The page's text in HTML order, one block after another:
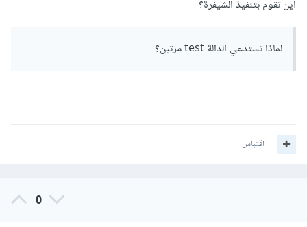
الديبق مايطبع لي وجربت حدثت الصفحه مره ثاني عشان اتاكد
أين تقوم بتنفيذ الشيفرة؟
لماذا تستدعي الدالة test مرتين؟
اقتباس
0